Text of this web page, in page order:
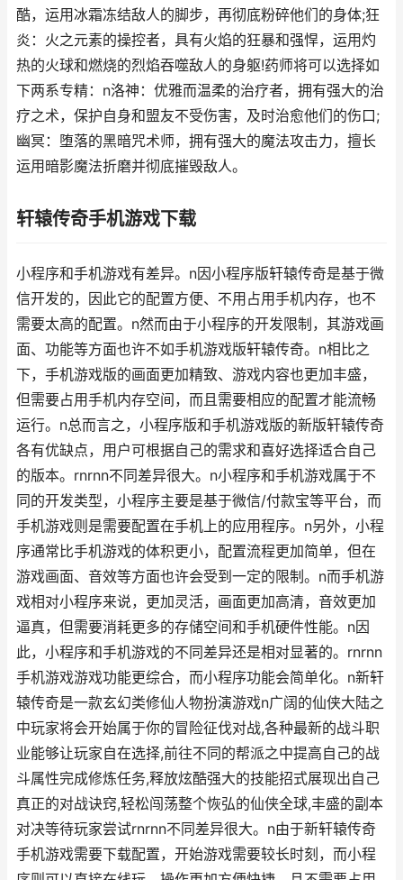
酷，运用冰霜冻结敌人的脚步，再彻底粉碎他们的身体;狂
炎：火之元素的操控者，具有火焰的狂暴和强悍，运用灼
热的火球和燃烧的烈焰吞噬敌人的身躯!药师将可以选择如
下两系专精：n洛神：优雅而温柔的治疗者，拥有强大的治
疗之术，保护自身和盟友不受伤害，及时治愈他们的伤口;
幽冥：堕落的黑暗咒术师，拥有强大的魔法攻击力，擅长
运用暗影魔法折磨并彻底摧毁敌人。
轩辕传奇手机游戏下载
小程序和手机游戏有差异。n因小程序版轩辕传奇是基于微
信开发的，因此它的配置方便、不用占用手机内存，也不
需要太高的配置。n然而由于小程序的开发限制，其游戏画
面、功能等方面也许不如手机游戏版轩辕传奇。n相比之
下，手机游戏版的画面更加精致、游戏内容也更加丰盛，
但需要占用手机内存空间，而且需要相应的配置才能流畅
运行。n总而言之，小程序版和手机游戏版的新版轩辕传奇
各有优缺点，用户可根据自己的需求和喜好选择适合自己
的版本。rnrnn不同差异很大。n小程序和手机游戏属于不
同的开发类型，小程序主要是基于微信/付款宝等平台，而
手机游戏则是需要配置在手机上的应用程序。n另外，小程
序通常比手机游戏的体积更小，配置流程更加简单，但在
游戏画面、音效等方面也许会受到一定的限制。n而手机游
戏相对小程序来说，更加灵活，画面更加高清，音效更加
逼真，但需要消耗更多的存储空间和手机硬件性能。n因
此，小程序和手机游戏的不同差异还是相对显著的。rnrnn
手机游戏游戏功能更综合，而小程序功能会简单化。n新轩
辕传奇是一款玄幻类修仙人物扮演游戏n广阔的仙侠大陆之
中玩家将会开始属于你的冒险征伐对战,各种最新的战斗职
业能够让玩家自在选择,前往不同的帮派之中提高自己的战
斗属性完成修炼任务,释放炫酷强大的技能招式展现出自己
真正的对战诀窍,轻松闯荡整个恢弘的仙侠全球,丰盛的副本
对决等待玩家尝试rnrnn不同差异很大。n由于新轩辕传奇
手机游戏需要下载配置，开始游戏需要较长时刻，而小程